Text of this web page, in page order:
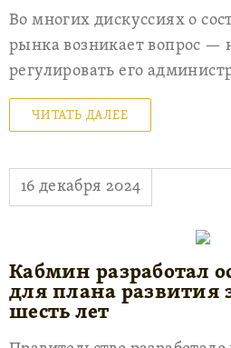
Во многих дискуссиях о
рынка возникает вопрос —
регулировать его
ЧИТАТЬ ДАЛЕЕ
16 декабря 2024
Кабмин разработал
для плана развития
шесть лет